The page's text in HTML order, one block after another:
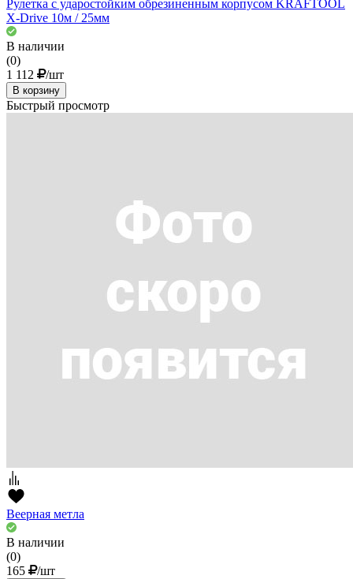
Рулетка с ударостойким обрезиненным корпусом KRAFTOOL
X-Drive 10м / 25мм
В наличии
(0)
1 112
/шт
В корзину
Быстрый просмотр
Веерная метла
В наличии
(0)
165
/шт